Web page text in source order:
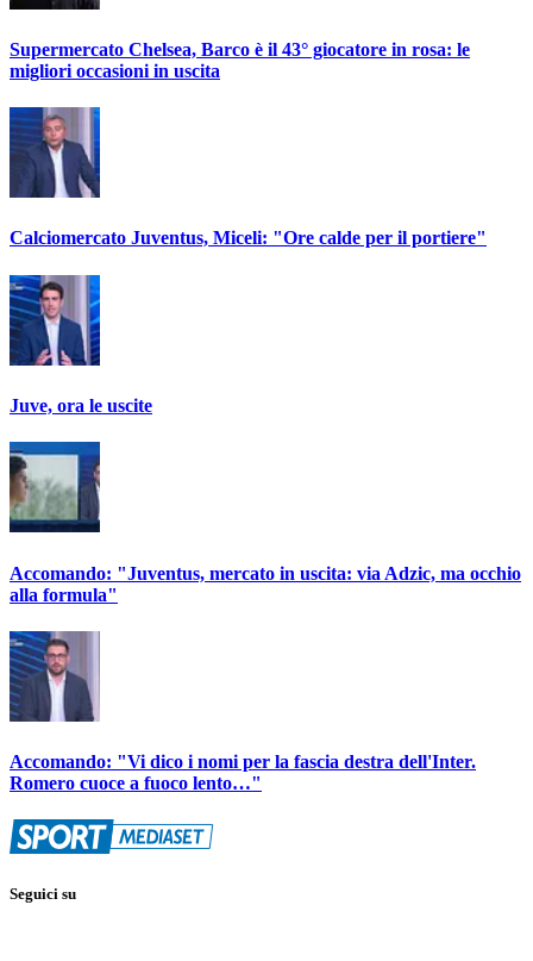
Supermercato Chelsea, Barco è il 43° giocatore in rosa: le
migliori occasioni in uscita
Calciomercato Juventus, Miceli: "Ore calde per il portiere"
Juve, ora le uscite
Accomando: "Juventus, mercato in uscita: via Adzic, ma occhio
alla formula"
Accomando: "Vi dico i nomi per la fascia destra dell'Inter.
Romero cuoce a fuoco lento…"
Seguici su